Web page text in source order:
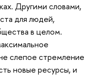
Другими словами,
для людей,
в целом.
слепое стремление
новые ресурсы, и